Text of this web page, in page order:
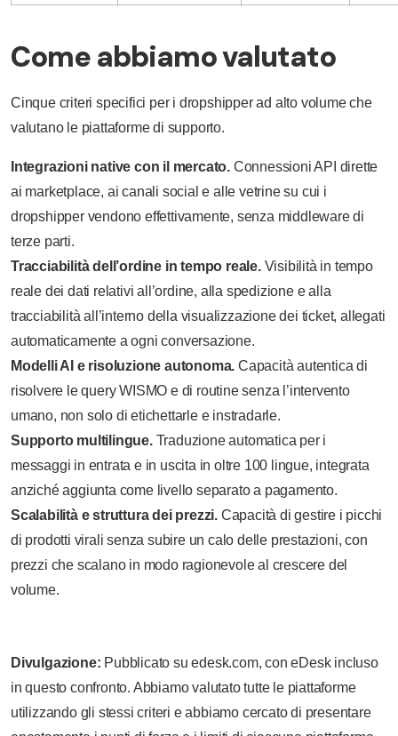
Come abbiamo valutato
Cinque criteri specifici per i dropshipper ad alto volume che
valutano le piattaforme di supporto.
Integrazioni native con il mercato. Connessioni API dirette
ai marketplace, ai canali social e alle vetrine su cui i
dropshipper vendono effettivamente, senza middleware di
terze parti.
Tracciabilità dell’ordine in tempo reale.Visibilità in tempo
reale dei dati relativi all’ordine, alla spedizione e alla
tracciabilità all’interno della visualizzazione dei ticket, allegati
automaticamente a ogni conversazione.
Modelli AI e risoluzione autonoma. Capacità autentica di
risolvere le query WISMO e di routine senza l’intervento
umano, non solo di etichettarle e instradarle.
Supporto multilingue.Traduzione automatica per i
messaggi in entrata e in uscita in oltre 100 lingue, integrata
anziché aggiunta come livello separato a pagamento.
Scalabilità e struttura dei prezzi. Capacità di gestire i picchi
di prodotti virali senza subire un calo delle prestazioni, con
prezzi che scalano in modo ragionevole al crescere del
volume.
Divulgazione: Pubblicato su edesk.com, con eDesk incluso
in questo confronto. Abbiamo valutato tutte le piattaforme
utilizzando gli stessi criteri e abbiamo cercato di presentare